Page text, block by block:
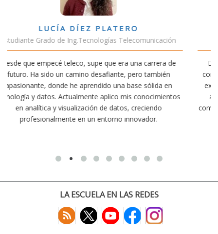
de
VÍCTOR SÁNCHEZ VALENCIA
Estudiante Doble Grado Teleco-ADE
Estudiar teleco me ha permitido comprender cómo la
conectividad afecta nuestra vida diaria. Aunque la
exige esfuerzo, he dedicado parte de mi tiempo a otras
actividades como el salvamento y socorrismo. Estoy
convencido de que elegir teleco ha sido una de las
decisiones que he tomado.
LA ESCUELA EN LAS REDES